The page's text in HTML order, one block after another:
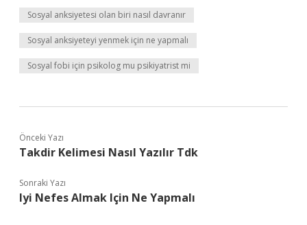
Sosyal anksiyetesi olan biri nasıl davranır
Sosyal anksiyeteyi yenmek için ne yapmalı
Sosyal fobi için psikolog mu psikiyatrist mi
Önceki Yazı
Takdir Kelimesi Nasıl Yazılır Tdk
Sonraki Yazı
Iyi Nefes Almak Için Ne Yapmalı